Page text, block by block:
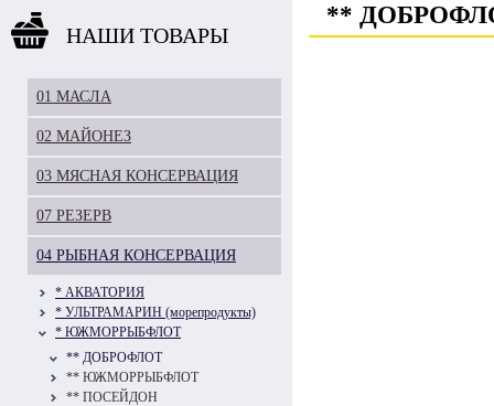
НАШИ ТОВАРЫ
01 МАСЛА
02 МАЙОНЕЗ
03 МЯСНАЯ КОНСЕРВАЦИЯ
07 РЕЗЕРВ
04 РЫБНАЯ КОНСЕРВАЦИЯ
* АКВАТОРИЯ
* УЛЬТРАМАРИН (морепродукты)
* ЮЖМОРРЫБФЛОТ
** ДОБРОФЛОТ
** ЮЖМОРРЫБФЛОТ
** ПОСЕЙДОН
**